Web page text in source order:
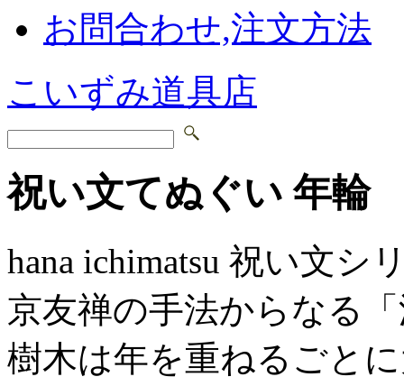
お問合わせ,注文方法
こいずみ道具店
祝い文てぬぐい 年輪
hana ichimatsu 祝い文シ
京友禅の手法からなる
樹木は年を重ねるごと